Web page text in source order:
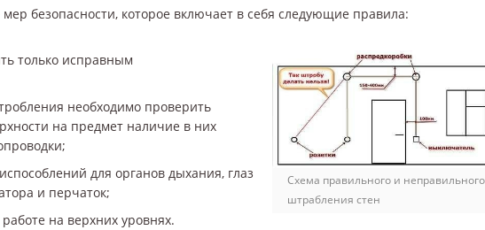
безопасности, которое включает в себя следующие правила:
Схема правильного и неправильного
штрабления стен
только исправным
необходимо проверить
на предмет наличие в них
для органов дыхания, глаз
и перчаток;
на верхних уровнях.